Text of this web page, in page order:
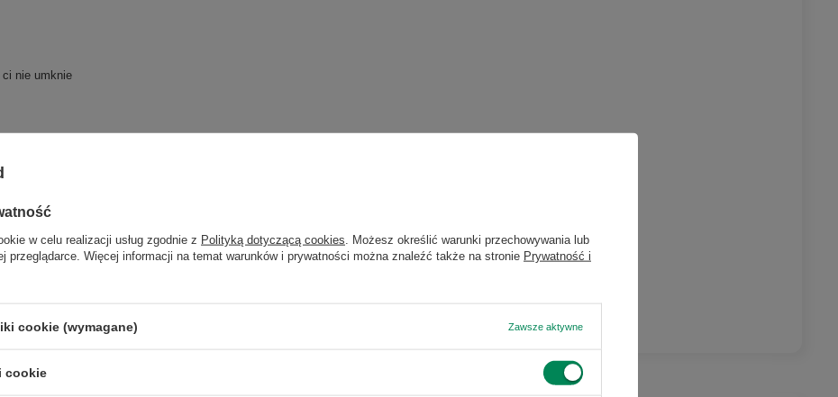
ci nie umknie
poczty email, zakupy online, obróbka zdjęć, media społecznościowe, youtube)
w celu realizacji usług zgodnie z Polityką dotyczącą cookies . Możesz określić warunki przechowywania lub
przeglądarce. Więcej informacji na temat warunków i prywatności można znaleźć także na stronie Prywatność i
cookie (wymagane) Zawsze aktywne
cookie